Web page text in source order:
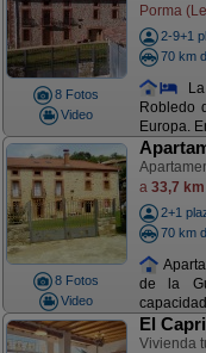
8 Fotos
Video
Porma
2-9+1
70 km
Robledo
Europa.
8 Fotos
Video
a 33,7 km
2+1
70 km
de la
El
Vivienda